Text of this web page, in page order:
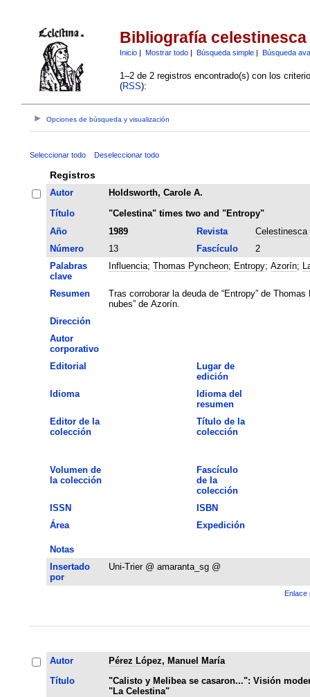
Bibliografía celestinesca
Inicio| Mostrar todo| Búsqueda simple| Búsqueda
1–2 de 2 registros encontrado(s) con los
(RSS):
Opciones de búsqueda y visualización
Seleccionar todo Deseleccionar todo
Registros
Autor
Holdsworth, Carole A.
Título
"Celestina" times two and "Entropy"
Año
1989 Revista
Celestinesca
Número
13 Fascículo
2
Palabras
clave
Influencia; Thomas Pyncheon; Entropy; Azorín;
Resumen
Tras corroborar la deuda de “Entropy” de
nubes” de Azorín.
Dirección
Autor
corporativo
Editorial
Lugar de
edición
Idioma
Idioma del
resumen
Editor de la
colección
Título de la
colección
Volumen de
la colección
Fascículo
de la
colección
ISSN
ISBN
Área
Expedición
Notas
Insertado
por
Uni-Trier @ amaranta_sg @
Enlace
Autor
Pérez López, Manuel María
Título
"Calisto y Melibea se casaron...": Visión
"La Celestina"